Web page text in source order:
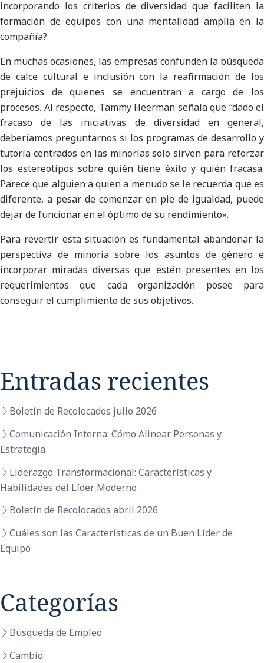
incorporando los criterios de diversidad que faciliten la
formación de equipos con una mentalidad amplia en la
compañía?
En muchas ocasiones, las empresas confunden la búsqueda
de calce cultural e inclusión con la reafirmación de los
prejuicios de quienes se encuentran a cargo de los
procesos. Al respecto, Tammy Heerman señala que “dado el
fracaso de las iniciativas de diversidad en general,
deberíamos preguntarnos si los programas de desarrollo y
tutoría centrados en las minorías solo sirven para reforzar
los estereotipos sobre quién tiene éxito y quién fracasa.
Parece que alguien a quien a menudo se le recuerda que es
diferente, a pesar de comenzar en pie de igualdad, puede
dejar de funcionar en el óptimo de su rendimiento».
Para revertir esta situación es fundamental abandonar la
perspectiva de minoría sobre los asuntos de género e
incorporar miradas diversas que estén presentes en los
requerimientos que cada organización posee para
conseguir el cumplimiento de sus objetivos.
Entradas recientes
Boletín de Recolocados julio 2026
Comunicación Interna: Cómo Alinear Personas y
Estrategia
Liderazgo Transformacional: Características y
Habilidades del Líder Moderno
Boletín de Recolocados abril 2026
Cuáles son las Características de un Buen Líder de
Equipo
Categorías
Búsqueda de Empleo
Cambio